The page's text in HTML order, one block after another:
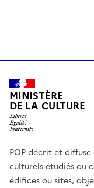
MINISTÈRE
DE LA CULTURE
POP décrit et
culturels étudiés ou
édifices ou sites,